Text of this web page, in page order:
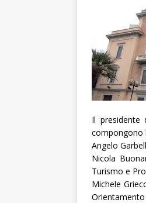
Il presidente
compongono
Angelo
Nicola
Turismo e
Michele
Orientamento